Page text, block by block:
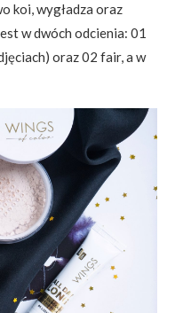
koi, wygładza oraz
w dwóch odcienia: 01
oraz 02 fair, a w